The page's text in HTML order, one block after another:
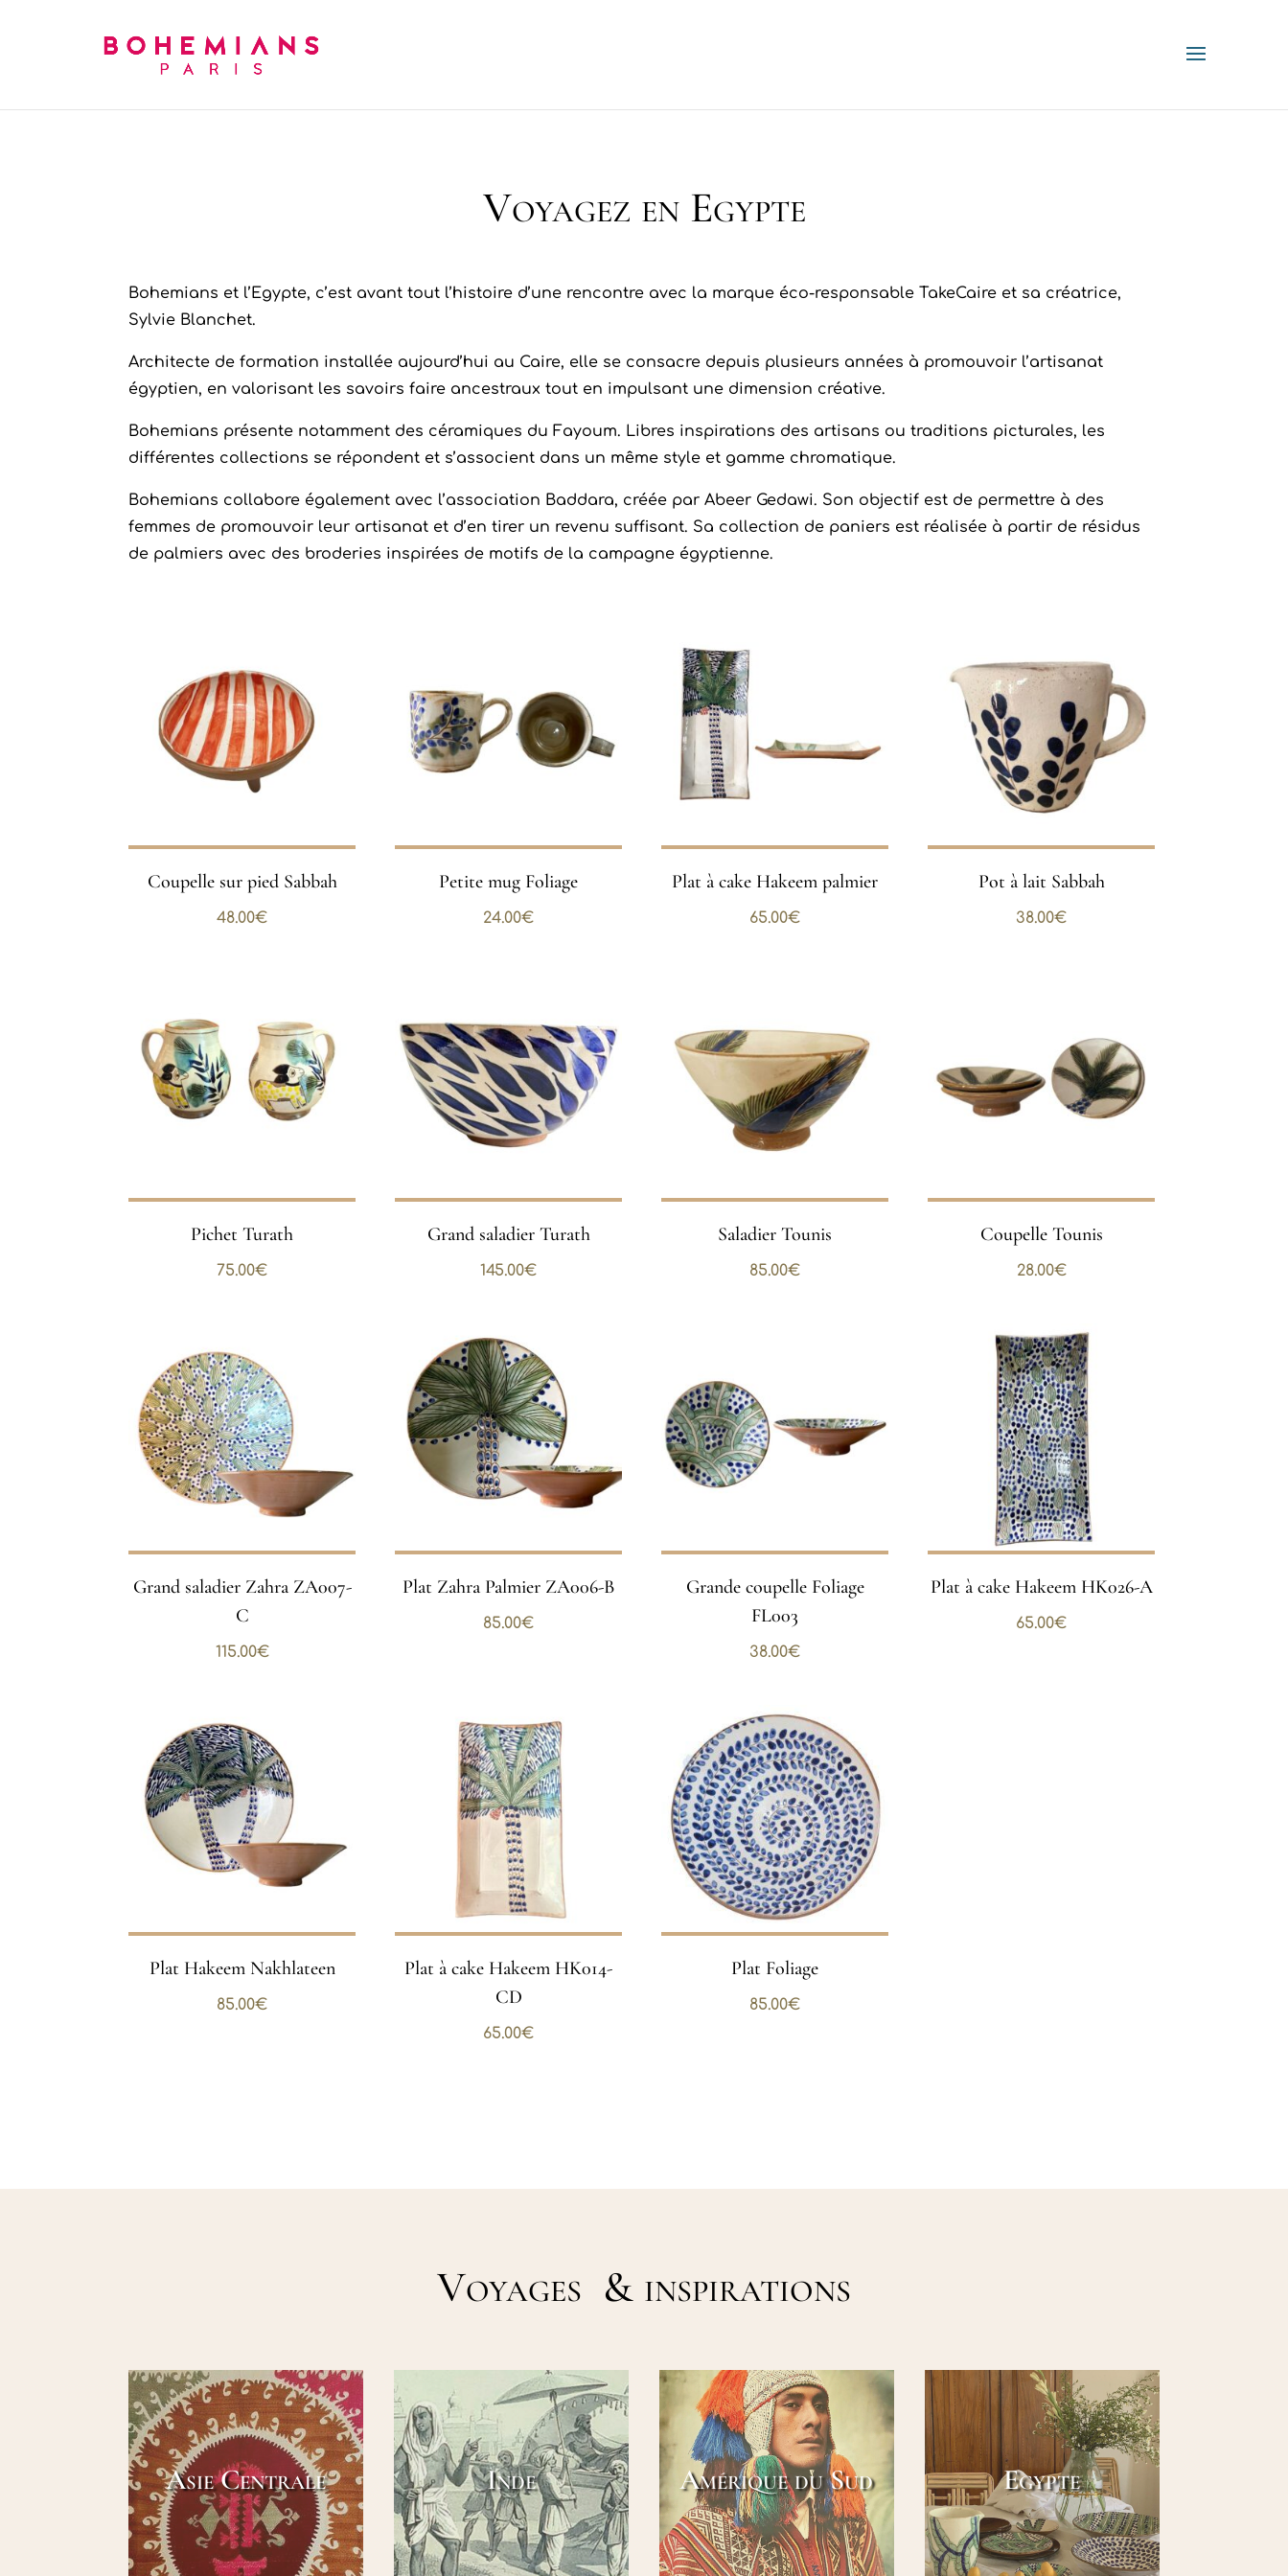
Voyagez en Egypte
Bohemians et l’Egypte, c’est avant tout l’histoire d’une rencontre avec la marque éco-responsable TakeCaire et sa créatrice,
Sylvie Blanchet.
Architecte de formation installée aujourd’hui au Caire, elle se consacre depuis plusieurs années à promouvoir l’artisanat
égyptien, en valorisant les savoirs faire ancestraux tout en impulsant une dimension créative.
Bohemians présente notamment des céramiques du Fayoum. Libres inspirations des artisans ou traditions picturales, les
différentes collections se répondent et s’associent dans un même style et gamme chromatique.
Bohemians collabore également avec l’association Baddara, créée par Abeer Gedawi. Son objectif est de permettre à des
femmes de promouvoir leur artisanat et d’en tirer un revenu suffisant. Sa collection de paniers est réalisée à partir de résidus
de palmiers avec des broderies inspirées de motifs de la campagne égyptienne.
Coupelle sur pied Sabbah
48.00€
Petite mug Foliage
24.00€
Plat à cake Hakeem palmier
65.00€
Pot à lait Sabbah
38.00€
Pichet Turath
75.00€
Grand saladier Turath
145.00€
Saladier Tounis
85.00€
Coupelle Tounis
28.00€
Grand saladier Zahra ZA007-
C
115.00€
Plat Zahra Palmier ZA006-B
85.00€
Grande coupelle Foliage
FL003
38.00€
Plat à cake Hakeem HK026-A
65.00€
Plat Hakeem Nakhlateen
85.00€
Plat à cake Hakeem HK014-
CD
65.00€
Plat Foliage
85.00€
Voyages & inspirations
Asie Centrale Inde Amérique du Sud Egypte